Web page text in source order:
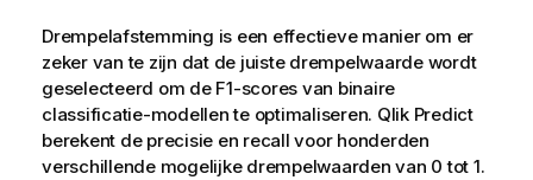
Drempelafstemming is een effectieve manier om er
zeker van te zijn dat de juiste drempelwaarde wordt
geselecteerd om de F1-scores van binaire
classificatie-modellen te optimaliseren. Qlik Predict
berekent de precisie en recall voor honderden
verschillende mogelijke drempelwaarden van 0 tot 1.